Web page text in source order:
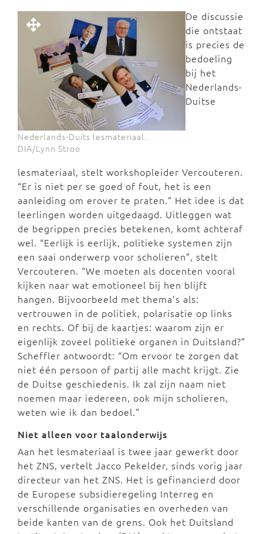
Nederlands-Duits lesmateriaal.
DIA/Lynn Stroo
De discussie
die ontstaat
is precies de
bedoeling
bij het
Nederlands-
Duitse
lesmateriaal, stelt workshopleider Vercouteren.
“Er is niet per se goed of fout, het is een
aanleiding om erover te praten.” Het idee is dat
leerlingen worden uitgedaagd. Uitleggen wat
de begrippen precies betekenen, komt achteraf
wel. “Eerlijk is eerlijk, politieke systemen zijn
een saai onderwerp voor scholieren”, stelt
Vercouteren. “We moeten als docenten vooral
kijken naar wat emotioneel bij hen blijft
hangen. Bijvoorbeeld met thema’s als:
vertrouwen in de politiek, polarisatie op links
en rechts. Of bij de kaartjes: waarom zijn er
eigenlijk zoveel politieke organen in Duitsland?”
Scheffler antwoordt: “Om ervoor te zorgen dat
niet één persoon of partij alle macht krijgt. Zie
de Duitse geschiedenis. Ik zal zijn naam niet
noemen maar iedereen, ook mijn scholieren,
weten wie ik dan bedoel.”
Niet alleen voor taalonderwijs
Aan het lesmateriaal is twee jaar gewerkt door
het ZNS, vertelt Jacco Pekelder, sinds vorig jaar
directeur van het ZNS. Het is gefinancierd door
de Europese subsidieregeling Interreg en
verschillende organisaties en overheden van
beide kanten van de grens. Ook het Duitsland